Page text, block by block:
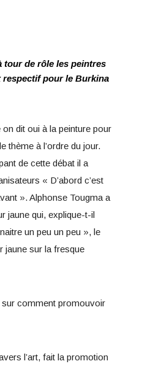
tour de rôle les peintres
pour le Burkina
dit oui à la peinture pour
thème à l’ordre du jour.
de cette débat il a
« D’abord c’est
». Alphonse Tougma a
jaune qui, explique-t-il
un peu un peu », le
jaune sur la fresque
sur comment promouvoir
l’art, fait la promotion